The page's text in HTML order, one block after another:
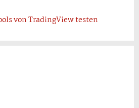
von TradingView testen